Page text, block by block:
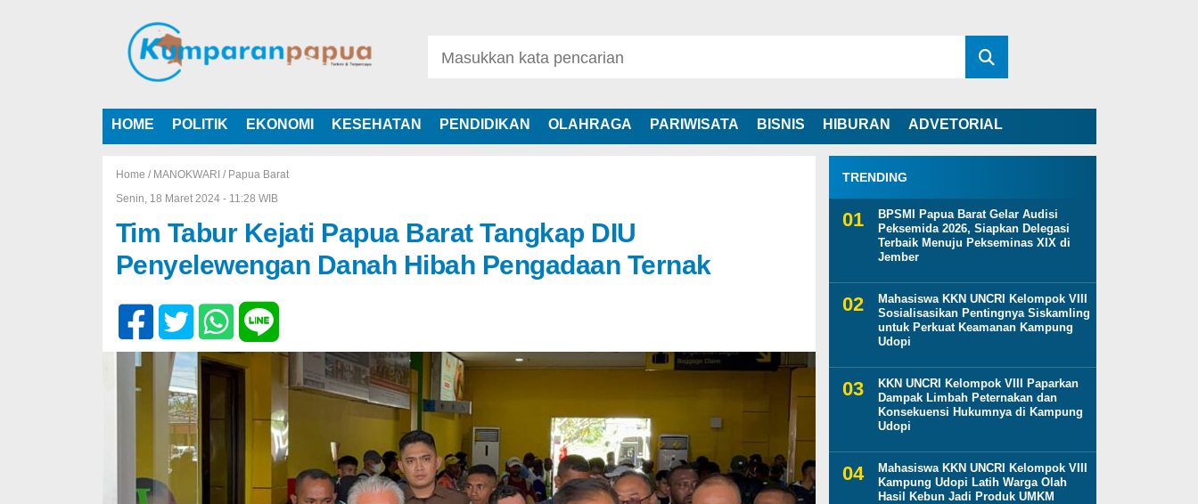
HOME POLITIK EKONOMI KESEHATAN PENDIDIKAN OLAHRAGA PARIWISATA BISNIS HIBURAN ADVETORIAL
Home / MANOKWARI / Papua Barat
Senin, 18 Maret 2024 - 11:28 WIB
Tim Tabur Kejati Papua Barat Tangkap DIU
Penyelewengan Danah Hibah Pengadaan Ternak
TRENDING
BPSMI Papua Barat Gelar Audisi
Peksemida 2026, Siapkan Delegasi
Terbaik Menuju Pekseminas XIX di
Jember
Mahasiswa KKN UNCRI Kelompok VIII
Sosialisasikan Pentingnya Siskamling
untuk Perkuat Keamanan Kampung
Udopi
KKN UNCRI Kelompok VIII Paparkan
Dampak Limbah Peternakan dan
Konsekuensi Hukumnya di Kampung
Udopi
Mahasiswa KKN UNCRI Kelompok VIII
Kampung Udopi Latih Warga Olah
Hasil Kebun Jadi Produk UMKM